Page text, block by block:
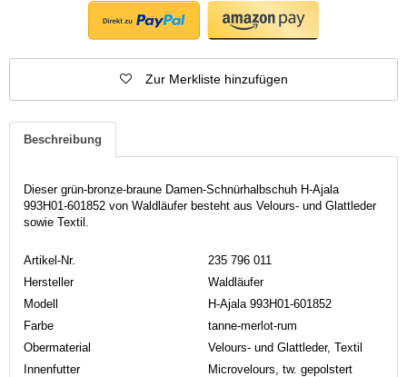
Zur Merkliste hinzufügen
Beschreibung
Dieser grün-bronze-braune Damen-Schnürhalbschuh H-Ajala
993H01-601852 von Waldläufer besteht aus Velours- und Glattleder
sowie Textil.
Artikel-Nr.
235 796 011
Hersteller
Waldläufer
Modell
H-Ajala 993H01-601852
Farbe
tanne-merlot-rum
Obermaterial
Velours- und Glattleder, Textil
Innenfutter
Microvelours, tw. gepolstert